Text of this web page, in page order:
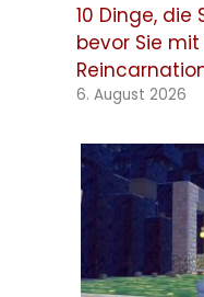
10 Dinge, die
bevor Sie
6. August 2026